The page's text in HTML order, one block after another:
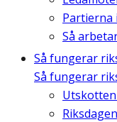
Partierna
Så
Så fungerar
Så fungerar